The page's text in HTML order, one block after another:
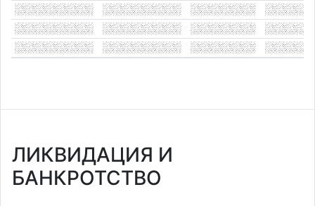
ЛИКВИДАЦИЯ И
БАНКРОТСТВО